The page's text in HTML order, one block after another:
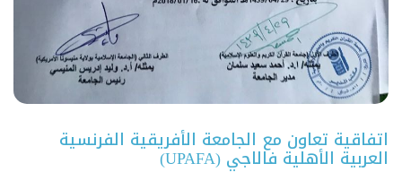
اتفاقية تعاون مع الجامعة الأفريقية الفرنسية
العربية الأهلية فالاجي (UPAFA)